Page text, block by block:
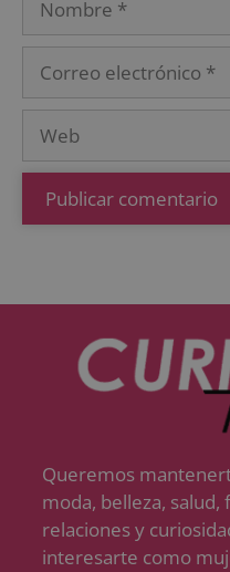
Queremos
moda, belleza,
relaciones y
interesarte como